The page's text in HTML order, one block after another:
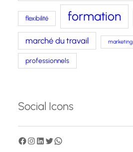
flexibilité formation
marché du travail marketing
professionnels
Social Icons
F I
L T W